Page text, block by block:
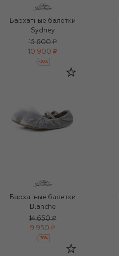
Бархатные балетки
Sydney
15 600 ₽
10 900 ₽
-30%
Бархатные балетки
Blanche
14 650 ₽
9 950 ₽
-30%